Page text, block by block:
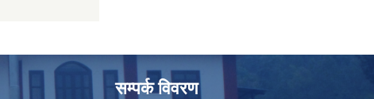
सम्पर्क विवरण